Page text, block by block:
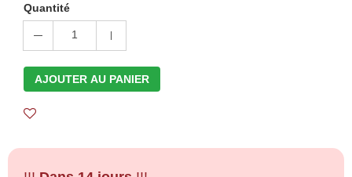
Quantité
1
AJOUTER AU PANIER